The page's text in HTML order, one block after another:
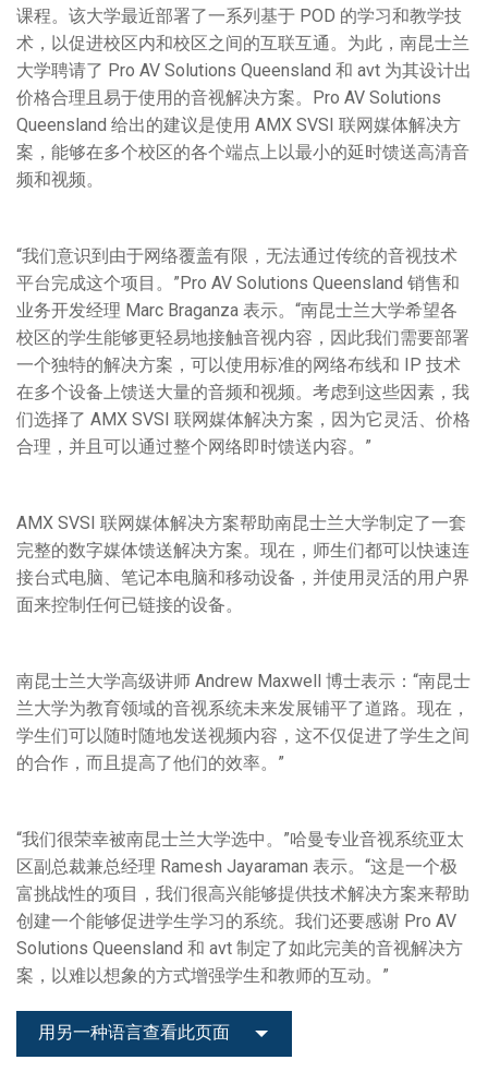
课程。该大学最近部署了一系列基于 POD 的学习和教学技
术，以促进校区内和校区之间的互联互通。为此，南昆士兰
大学聘请了 Pro AV Solutions Queensland 和 avt 为其设计出
价格合理且易于使用的音视解决方案。Pro AV Solutions
Queensland 给出的建议是使用 AMX SVSI 联网媒体解决方
案，能够在多个校区的各个端点上以最小的延时馈送高清音
频和视频。
“我们意识到由于网络覆盖有限，无法通过传统的音视技术
平台完成这个项目。”Pro AV Solutions Queensland 销售和
业务开发经理 Marc Braganza 表示。“南昆士兰大学希望各
校区的学生能够更轻易地接触音视内容，因此我们需要部署
一个独特的解决方案，可以使用标准的网络布线和 IP 技术
在多个设备上馈送大量的音频和视频。考虑到这些因素，我
们选择了 AMX SVSI 联网媒体解决方案，因为它灵活、价格
合理，并且可以通过整个网络即时馈送内容。”
AMX SVSI 联网媒体解决方案帮助南昆士兰大学制定了一套
完整的数字媒体馈送解决方案。现在，师生们都可以快速连
接台式电脑、笔记本电脑和移动设备，并使用灵活的用户界
面来控制任何已链接的设备。
南昆士兰大学高级讲师 Andrew Maxwell 博士表示：“南昆士
兰大学为教育领域的音视系统未来发展铺平了道路。现在，
学生们可以随时随地发送视频内容，这不仅促进了学生之间
的合作，而且提高了他们的效率。”
“我们很荣幸被南昆士兰大学选中。”哈曼专业音视系统亚太
区副总裁兼总经理 Ramesh Jayaraman 表示。“这是一个极
富挑战性的项目，我们很高兴能够提供技术解决方案来帮助
创建一个能够促进学生学习的系统。我们还要感谢 Pro AV
Solutions Queensland 和 avt 制定了如此完美的音视解决方
案，以难以想象的方式增强学生和教师的互动。”
用另一种语言查看此页面